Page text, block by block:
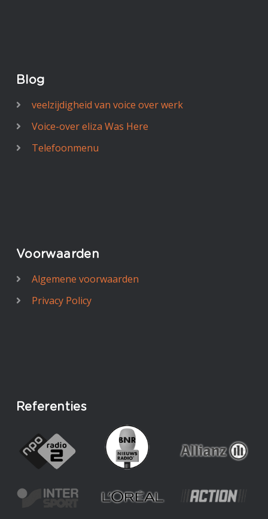
Blog
veelzijdigheid van voice over werk
Voice-over eliza Was Here
Telefoonmenu
Voorwaarden
Algemene voorwaarden
Privacy Policy
Referenties